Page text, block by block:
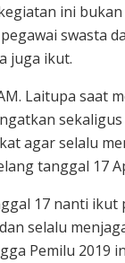
ini
swasta
juga ikut.
Laitupa saat
agar selalu
tanggal 17
17 nanti ikut
selalu
Pemilu 2019